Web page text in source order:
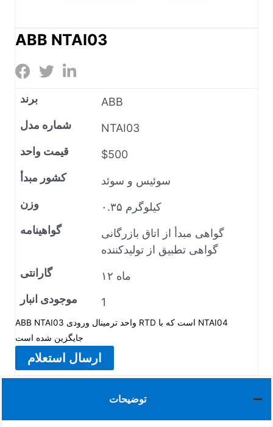
ABB NTAI03
برند
ABB
شماره مدل
NTAI03
قیمت واحد
$500
کشور مبدأ
سوئیس و سوئد
وزن
۰.۳۵ کیلوگرم
گواهینامه
گواهی مبدأ از اتاق بازرگانی
گواهی تطبیق از تولیدکننده
گارانتی
۱۲ ماه
موجودی انبار
1
ABB NTAI03 واحد ترمینال ورودی RTD است که با NTAI04
جایگزین شده است
ارسال استعلام
توضیحات